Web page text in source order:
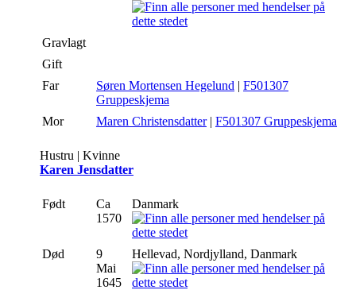
Gravlagt
Gift
Far
Søren Mortensen Hegelund | F501307
Gruppeskjema
Mor
Maren Christensdatter| F501307 Gruppeskjema
Hustru | Kvinne
Karen Jensdatter
Født
Ca
1570
Danmark
Død
9
Mai
1645
Hellevad, Nordjylland, Danmark